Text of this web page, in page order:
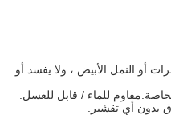
أو النمل الأبيض ، ولا يفسد أو